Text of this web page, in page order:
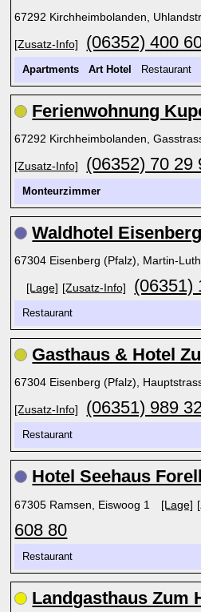
67292 Kirchheimbolanden,
[Zusatz-Info] (06352) 400
Apartments Art Hotel Restaurant
Ferienwohnung
67292 Kirchheimbolanden,
[Zusatz-Info] (06352) 70 29
Monteurzimmer
Waldhotel Eisenberg
67304 Eisenberg (Pfalz), Martin-
[Lage] [Zusatz-Info] (06351)
Restaurant
Gasthaus & Hotel
67304 Eisenberg (Pfalz),
[Zusatz-Info] (06351) 989
Restaurant
Hotel Seehaus
67305 Ramsen, Eiswoog 1 [Lage]
608 80
Restaurant
Landgasthaus Zum